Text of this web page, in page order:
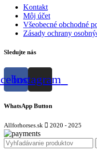
Kontakt
Môj účet
Všeobecné obchodné
Zásady ochrany
Sledujte nás
Instagram
WhatsApp Button
Allforhorses.sk 2020 - 2025